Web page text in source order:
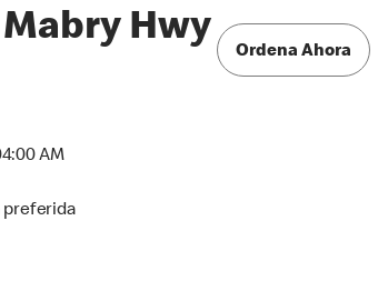
Mabry Hwy
AM
preferida
Ordena Ahora